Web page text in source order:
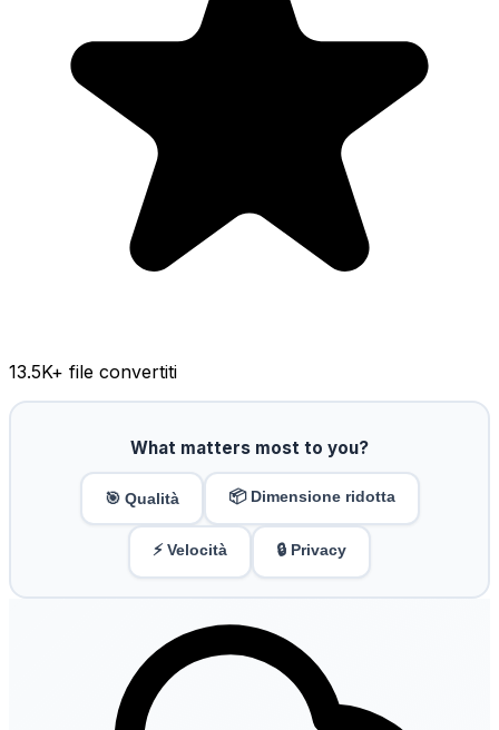
13.5K+ file convertiti
What matters most to you?
🎯 Qualità 📦 Dimensione ridotta
⚡ Velocità 🔒 Privacy